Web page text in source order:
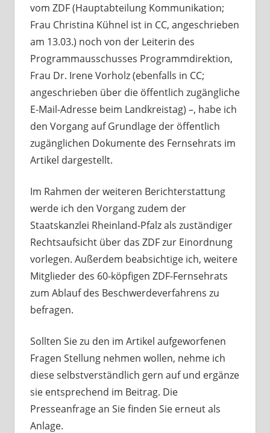
vom ZDF (Hauptabteilung Kommunikation;
Frau Christina Kühnel ist in CC, angeschrieben
am 13.03.) noch von der Leiterin des
Programmausschusses Programmdirektion,
Frau Dr. Irene Vorholz (ebenfalls in CC;
angeschrieben über die öffentlich zugängliche
E-Mail-Adresse beim Landkreistag) –, habe ich
den Vorgang auf Grundlage der öffentlich
zugänglichen Dokumente des Fernsehrats im
Artikel dargestellt.
Im Rahmen der weiteren Berichterstattung
werde ich den Vorgang zudem der
Staatskanzlei Rheinland-Pfalz als zuständiger
Rechtsaufsicht über das ZDF zur Einordnung
vorlegen. Außerdem beabsichtige ich, weitere
Mitglieder des 60-köpfigen ZDF-Fernsehrats
zum Ablauf des Beschwerdeverfahrens zu
befragen.
Sollten Sie zu den im Artikel aufgeworfenen
Fragen Stellung nehmen wollen, nehme ich
diese selbstverständlich gern auf und ergänze
sie entsprechend im Beitrag. Die
Presseanfrage an Sie finden Sie erneut als
Anlage.